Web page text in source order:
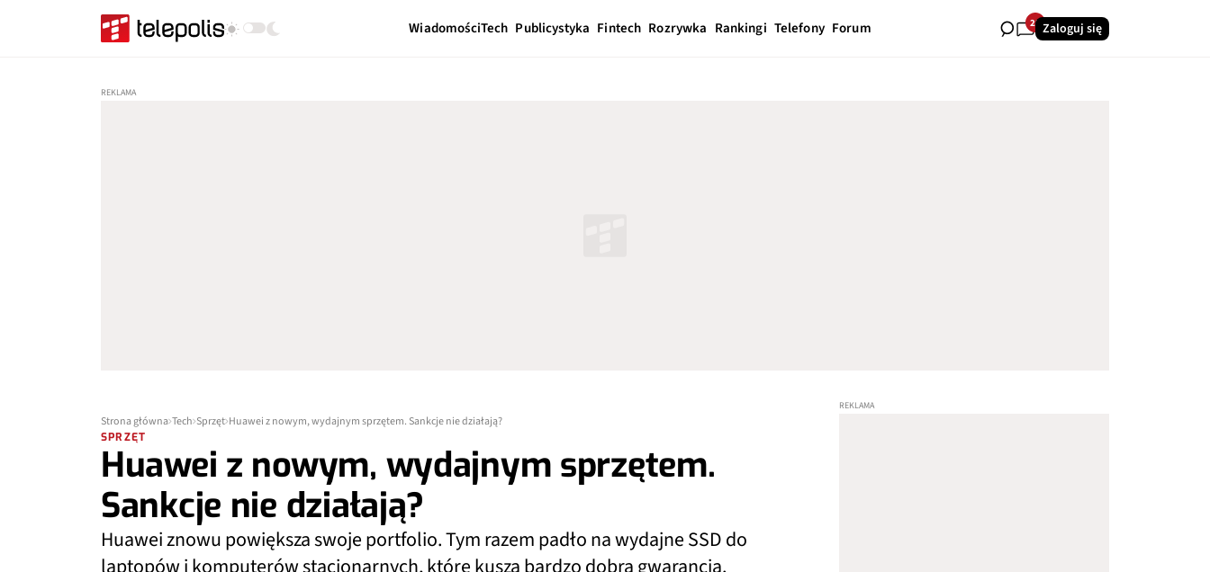
WiadomościTech Publicystyka Fintech Rozrywka Rankingi Telefony Forum 28Zaloguj się
Strona główna Tech Sprzęt Huawei z nowym, wydajnym sprzętem. Sankcje nie działają?
SPRZĘT
Huawei z nowym, wydajnym sprzętem.
Sankcje nie działają?
Huawei znowu powiększa swoje portfolio. Tym razem padło na wydajne SSD do